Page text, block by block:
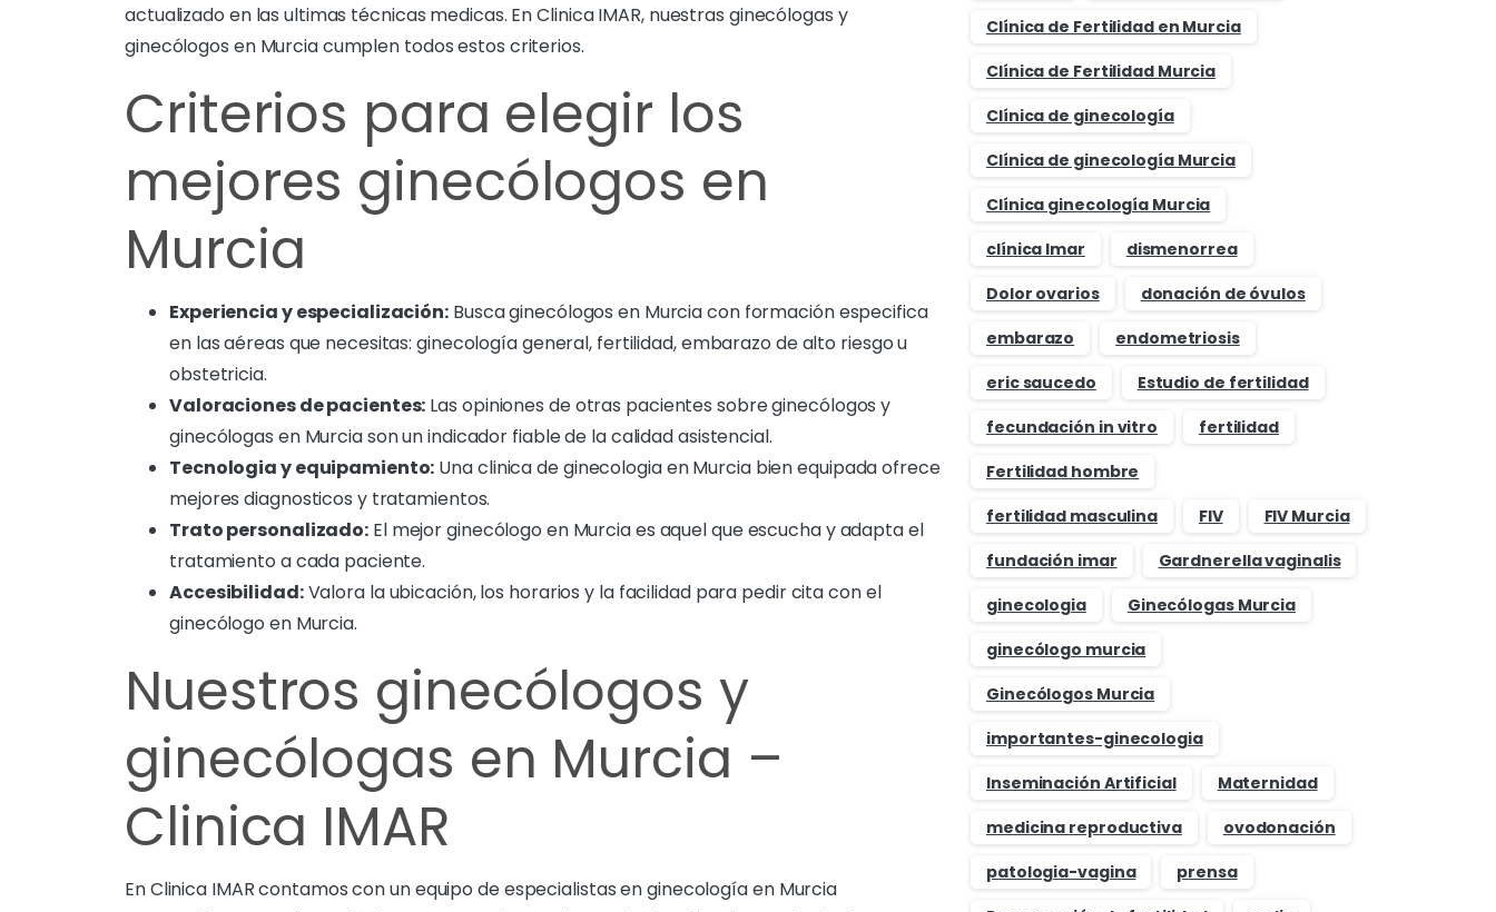
actualizado en las ultimas técnicas medicas. En Clinica IMAR, nuestras ginecólogas y
ginecólogos en Murcia cumplen todos estos criterios.
Criterios para elegir los
mejores ginecólogos en
Murcia
Experiencia y especialización: Busca ginecólogos en Murcia con formación especifica
en las aéreas que necesitas: ginecología general, fertilidad, embarazo de alto riesgo u
obstetricia.
Valoraciones de pacientes: Las opiniones de otras pacientes sobre ginecólogos y
ginecólogas en Murcia son un indicador fiable de la calidad asistencial.
Tecnologia y equipamiento: Una clinica de ginecologia en Murcia bien equipada ofrece
mejores diagnosticos y tratamientos.
Trato personalizado: El mejor ginecólogo en Murcia es aquel que escucha y adapta el
tratamiento a cada paciente.
Accesibilidad:Valora la ubicación, los horarios y la facilidad para pedir cita con el
ginecólogo en Murcia.
Nuestros ginecólogos y
ginecólogas en Murcia –
Clinica IMAR
En Clinica IMAR contamos con un equipo de especialistas en ginecología en Murcia
Clínica de Fertilidad en Murcia
Clínica de Fertilidad Murcia
Clínica de ginecología
Clínica de ginecología Murcia
Clínica ginecología Murcia
clínica Imar
dismenorrea
Dolor ovarios
donación de óvulos
embarazo
endometriosis
eric saucedo
Estudio de fertilidad
fecundación in vitro
fertilidad
Fertilidad hombre
fertilidad masculina
FIV
FIV Murcia
fundación imar
Gardnerella vaginalis
ginecologia
Ginecólogas Murcia
ginecólogo murcia
Ginecólogos Murcia
importantes-ginecologia
Inseminación Artificial
Maternidad
medicina reproductiva
ovodonación
patologia-vagina
prensa